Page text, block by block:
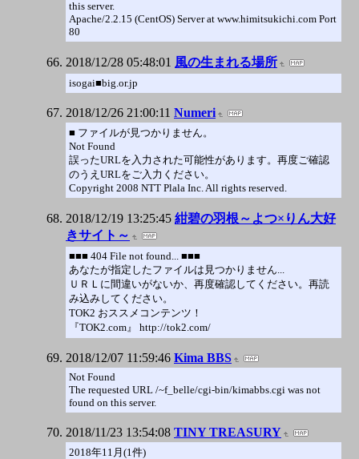
this server.
Apache/2.2.15 (CentOS) Server at www.himitsukichi.com Port
80
2018/12/28 05:48:01 風の生まれる場所
isogai■big.or.jp
2018/12/26 21:00:11 Numeri
■ ファイルが見つかりません。
Not Found
誤ったURLを入力された可能性があります。再度ご確認
のうえURLをご入力ください。
Copyright 2008 NTT Plala Inc. All rights reserved.
2018/12/19 13:25:45 紺碧の羽根～よつ×りん大好
きサイト～
■■■ 404 File not found... ■■■
あなたが指定したファイルは見つかりません...
ＵＲＬに間違いがないか、再度確認してください。再読
み込みしてください。
TOK2 おススメコンテンツ！
『TOK2.com』 http://tok2.com/
2018/12/07 11:59:46 Kima BBS
Not Found
The requested URL /~f_belle/cgi-bin/kimabbs.cgi was not
found on this server.
2018/11/23 13:54:08 TINY TREASURY
2018年11月(1件)